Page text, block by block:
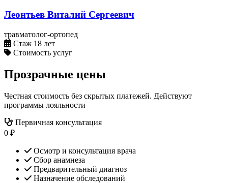
Леонтьев Виталий Сергеевич
травматолог-ортопед
Стаж 18 лет
Стоимость услуг
Прозрачные цены
Честная стоимость без скрытых платежей. Действуют
программы лояльности
Первичная консультация
0 ₽
Осмотр и консультация врача
Сбор анамнеза
Предварительный диагноз
Назначение обследований